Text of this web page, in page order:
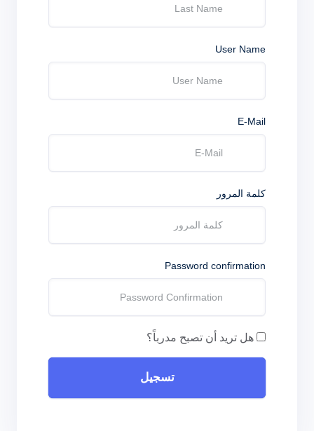
User Name
E-Mail
كلمة المرور
Password confirmation
هل تريد أن تصبح مدرباً؟
تسجيل